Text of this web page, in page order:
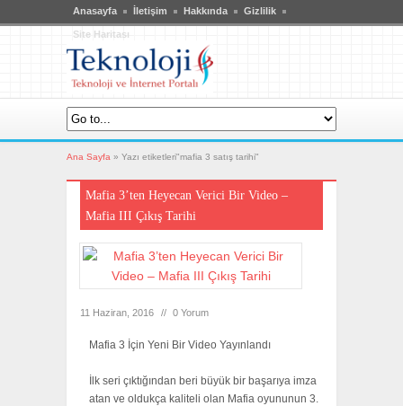
Anasayfa İletişim Hakkında Gizlilik
Site Haritası
Ana Sayfa » Yazı etiketleri"mafia 3 satış tarihi"
Mafia 3’ten Heyecan Verici Bir Video –
Mafia III Çıkış Tarihi
11 Haziran, 2016 // 0 Yorum
Mafia 3 İçin Yeni Bir Video Yayınlandı
İlk seri çıktığından beri büyük bir başarıya imza
atan ve oldukça kaliteli olan Mafia oyununun 3.